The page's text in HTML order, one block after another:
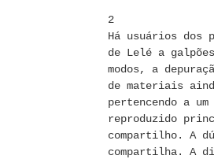
2
Há usuários dos
de Lelé a
modos, a
de materiais
pertencendo a
reproduzido
compartilho. A
compartilha. A